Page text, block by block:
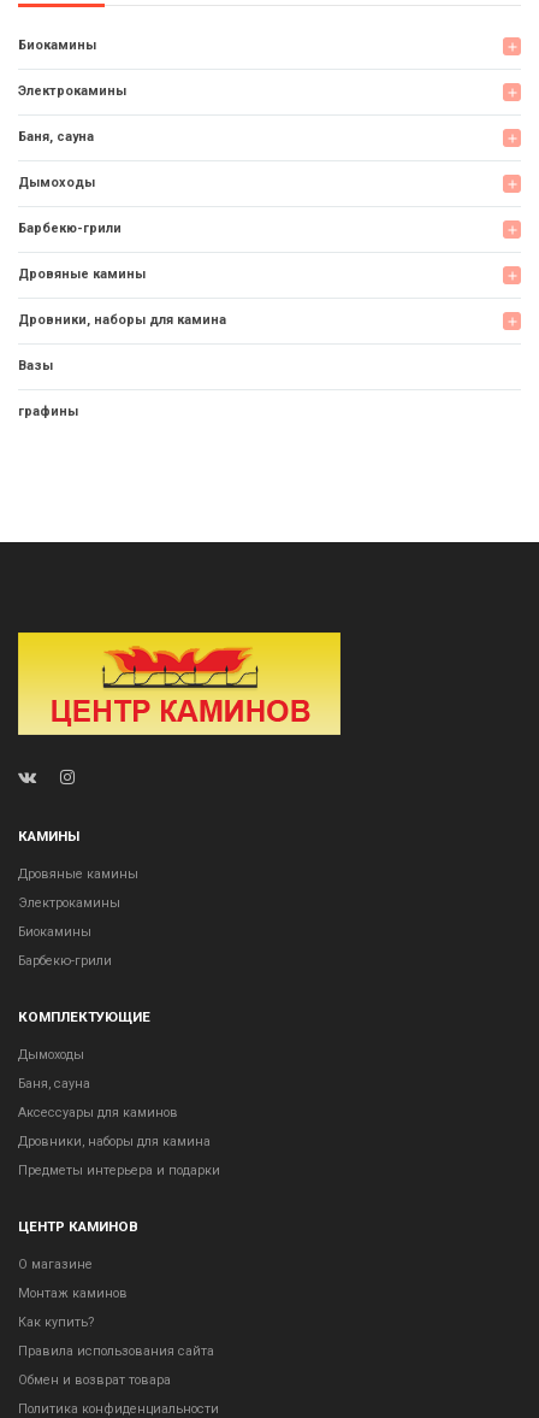
Биокамины add
Электрокамины add
Баня, сауна add
Дымоходы add
Барбекю-грили add
Дровяные камины add
Дровники, наборы для камина add
Вазы
графины
КАМИНЫ
Дровяные камины
Электрокамины
Биокамины
Барбекю-грили
КОМПЛЕКТУЮЩИЕ
Дымоходы
Баня, сауна
Аксессуары для каминов
Дровники, наборы для камина
Предметы интерьера и подарки
ЦЕНТР КАМИНОВ
О магазине
Монтаж каминов
Как купить?
Правила использования сайта
Обмен и возврат товара
Политика конфиденциальности